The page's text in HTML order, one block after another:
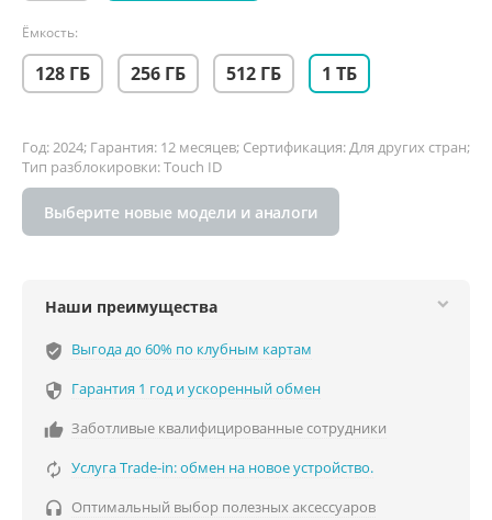
Ёмкость:
128 ГБ 256 ГБ 512 ГБ 1 ТБ
Год: 2024; Гарантия: 12 месяцев; Сертификация: Для других стран;
Тип разблокировки: Touch ID
Выберите новые модели и аналоги
Наши преимущества
verified_user Выгода до 60% по клубным картам
 Гарантия 1 год и ускоренный обмен
 Заботливые квалифицированные сотрудники
 Услуга Trade-in: обмен на новое устройство.
 Оптимальный выбор полезных аксессуаров